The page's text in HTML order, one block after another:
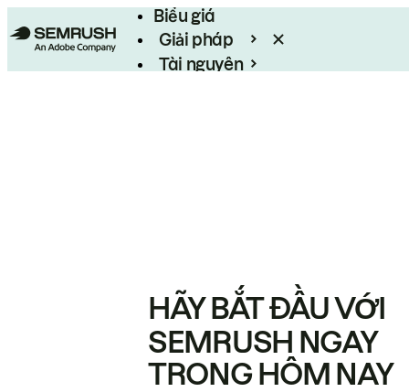
Biểu giá
Giải pháp
Tài nguyên
HÃY BẮT ĐẦU VỚI
SEMRUSH NGAY
TRONG HÔM NAY